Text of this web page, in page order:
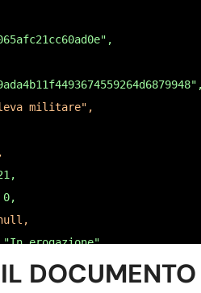
una copia fronte
DI ASSISTENZA E
una copia del
&& $1 && $2 && $3 && $4
militare",
0,
"In erogazione",
DOCUMENTO